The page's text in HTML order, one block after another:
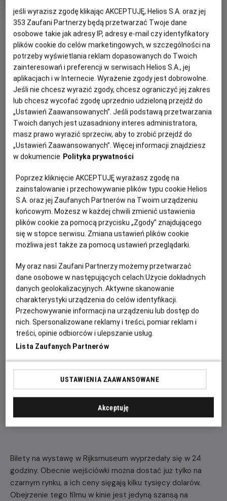
OBSERWUJ
rok
produkcji
PREMIERA
26 maja 2023
WIĘCEJ SZCZEGÓŁÓW
OPIS FILMU
Premierowy film z cyklu „Wystawa w Kinie” zaprasza
widzów na kinową wycieczkę po legendarnym
amsterdamskim Rijksmuseum, gdzie od 10 lutego do 4
czerwca 2023 roku ma miejsce największa w historii
wystawa arcydzieł Vermeera. Zostały na nią wypożyczone
mistrza. Przyjrzymy się w detalach między innymi:
„Dziewczynie z perłą”, „Geografowi”, „Mleczarce”
(„Dziewczynie nalewająca mleko”), „Uliczce”, „Pani piszącej
list i jej służącej” czy „Kobiecie z wagą”. Łącznie w jednym
miejscu zgromadzono aż 28 obrazów z około 37
przypisywanych Vermeerowi. Po wystawie oprowadzi nas
Nigdy nie było w historii wystawy, na której zgromadzono
aż taką ilość dzieł Vermeera. Obrazy sprowadzono z
muzeów rozsianych po całym świecie. Wypożyczono je
między innymi z Narodowej Galerii Sztuki w Waszyngtonie,
Irlandzkiej Galerii Narodowej w Dublinie czy Galerii Obrazów
Starych Mistrzów w Dreźnie, a także z prywatnych kolekcji.
Po raz pierwszy w historii galeria Frick Collection z Nowego
Jorku wypożyczyła trzy obrazy Vermeera, podkreśla to
i jej służąca”, „Przerwana lekcja muzyki” oraz „Oficer i
śmiejąca się dziewczyna”.
Bilety na wystawę w Rijksmuseum wyprzedały się w 24
godziny. Obecnie wejściówki można dostać już tylko na
czarnym rynku, a ich ceny sięgają kilku tysięcy dolarów.
Obejrzenie tego filmu w kinie jest jedyną szansą na
jeśli wyrazisz zgodę klikając AKCEPTUJĘ, Helios S.A. oraz jej
353 Zaufani Partnerzy będą przetwarzać Twoje dane
osobowe takie jak adresy IP, adresy e-mail czy identyfikatory
plików cookie do celów marketingowych, w szczególności na
potrzeby wyświetlania reklam dopasowanych do Twoich
zainteresowań i preferencji w serwisach Helios S.A., jej
aplikacjach i w Internecie. Wyrażenie zgody jest dobrowolne.
Jeśli nie chcesz wyrazić zgody, chcesz ograniczyć jej zakres
lub chcesz wycofać zgodę uprzednio udzieloną przejdź do
„Ustawień Zaawansowanych”. Jeśli podstawą przetwarzania
Twoich danych jest uzasadniony interes administratora,
masz prawo wyrazić sprzeciw, aby to zrobić przejdź do
„Ustawień Zaawansowanych”. Więcej informacji znajdziesz
w dokumencie Polityka prywatności
Poprzez kliknięcie AKCEPTUJĘ wyrażasz zgodę na
zainstalowanie i przechowywanie plików typu cookie Helios
S.A. oraz jej Zaufanych Partnerów na Twoim urządzeniu
końcowym. Możesz w każdej chwili zmienić ustawienia
plików cookie za pomocą przycisku „Zgody” znajdującego
się w stopce serwisu. Zmiana ustawień plików cookie
możliwa jest także za pomocą ustawień przeglądarki.
My oraz nasi Zaufani Partnerzy możemy przetwarzać
dane osobowe w następujących celach:Użycie dokładnych
danych geolokalizacyjnych. Aktywne skanowanie
charakterystyki urządzenia do celów identyfikacji.
Przechowywanie informacji na urządzeniu lub dostęp do
nich. Spersonalizowane reklamy i treści, pomiar reklam i
treści, opinie odbiorców i ulepszanie usług.
Lista Zaufanych Partnerów
USTAWIENIA ZAAWANSOWANE
Akceptuję